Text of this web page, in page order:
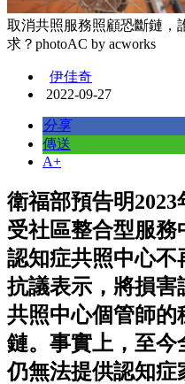
取消共照服務照顧恐斷鏈，
求？photoAC by acworks
伊佳奇
2022-09-27
分享
傳送
A+
衛福部預告明
受社區整合型服務
認知症共照中心不
抗議表示，將損害
共照中心個管師的
鏈。事實上，至今
仍無法提供認知症